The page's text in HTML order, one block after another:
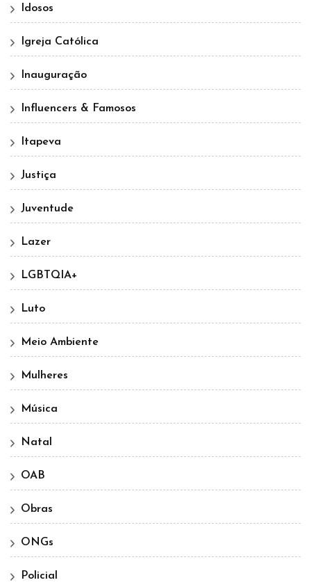
Idosos
Igreja Católica
Inauguração
Influencers & Famosos
Itapeva
Justiça
Juventude
Lazer
LGBTQIA+
Luto
Meio Ambiente
Mulheres
Música
Natal
OAB
Obras
ONGs
Policial